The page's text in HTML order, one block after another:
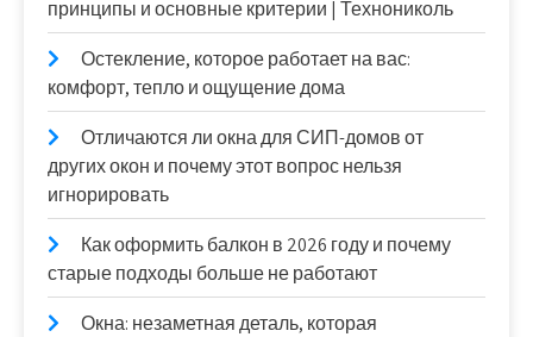
принципы и основные критерии | Технониколь
Остекление, которое работает на вас:
комфорт, тепло и ощущение дома
Отличаются ли окна для СИП-домов от
других окон и почему этот вопрос нельзя
игнорировать
Как оформить балкон в 2026 году и почему
старые подходы больше не работают
Окна: незаметная деталь, которая